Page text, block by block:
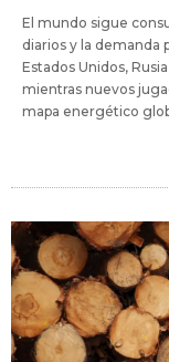
El mundo sigue
diarios y la demanda
Estados Unidos,
mientras nuevos
mapa energético